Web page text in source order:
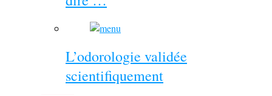
L’odorologie validée
scientifiquement